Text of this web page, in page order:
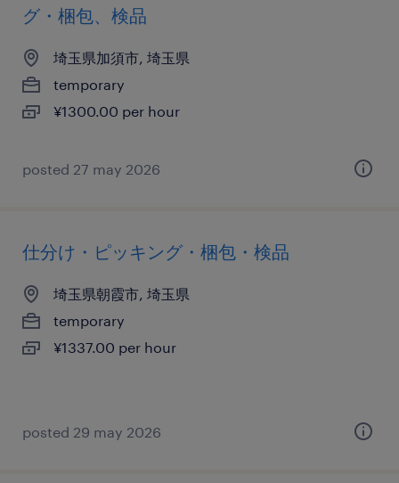
グ・梱包、検品
埼玉県加須市, 埼玉県
temporary
¥1300.00 per hour
posted 27 may 2026
仕分け・ピッキング・梱包・検品
埼玉県朝霞市, 埼玉県
temporary
¥1337.00 per hour
posted 29 may 2026